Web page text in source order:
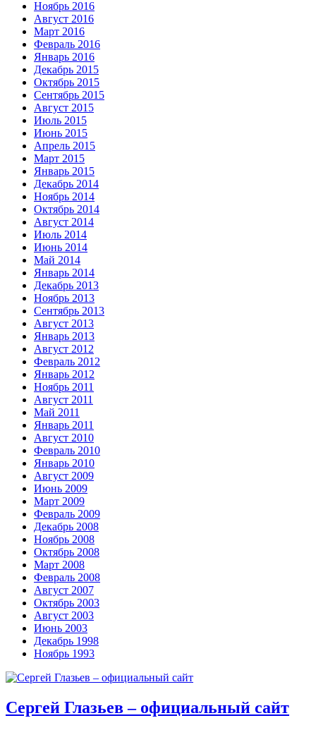
Ноябрь 2016
Август 2016
Март 2016
Февраль 2016
Январь 2016
Декабрь 2015
Октябрь 2015
Сентябрь 2015
Август 2015
Июль 2015
Июнь 2015
Апрель 2015
Март 2015
Январь 2015
Декабрь 2014
Ноябрь 2014
Октябрь 2014
Август 2014
Июль 2014
Июнь 2014
Май 2014
Январь 2014
Декабрь 2013
Ноябрь 2013
Сентябрь 2013
Август 2013
Январь 2013
Август 2012
Февраль 2012
Январь 2012
Ноябрь 2011
Август 2011
Май 2011
Январь 2011
Август 2010
Февраль 2010
Январь 2010
Август 2009
Июнь 2009
Март 2009
Февраль 2009
Декабрь 2008
Ноябрь 2008
Октябрь 2008
Март 2008
Февраль 2008
Август 2007
Октябрь 2003
Август 2003
Июнь 2003
Декабрь 1998
Ноябрь 1993
Сергей Глазьев – официальный сайт